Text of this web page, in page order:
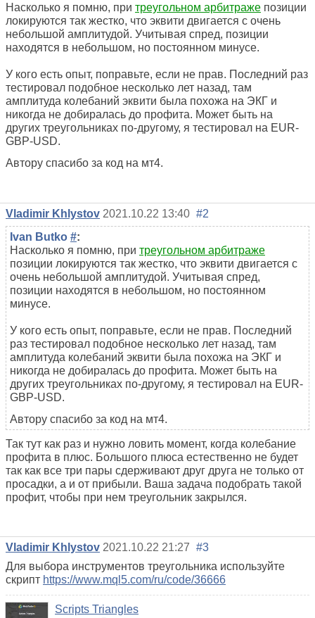
Насколько я помню, при треугольном арбитраже позиции
локируются так жестко, что эквити двигается с очень
небольшой амплитудой. Учитывая спред, позиции
находятся в небольшом, но постоянном минусе.
У кого есть опыт, поправьте, если не прав. Последний раз
тестировал подобное несколько лет назад, там
амплитуда колебаний эквити была похожа на ЭКГ и
никогда не добиралась до профита. Может быть на
других треугольниках по-другому, я тестировал на EUR-
GBP-USD.
Автору спасибо за код на мт4.
Vladimir Khlystov 2021.10.22 13:40 #2
Ivan Butko #:
Насколько я помню, при треугольном арбитраже
позиции локируются так жестко, что эквити двигается с
очень небольшой амплитудой. Учитывая спред,
позиции находятся в небольшом, но постоянном
минусе.
У кого есть опыт, поправьте, если не прав. Последний
раз тестировал подобное несколько лет назад, там
амплитуда колебаний эквити была похожа на ЭКГ и
никогда не добиралась до профита. Может быть на
других треугольниках по-другому, я тестировал на EUR-
GBP-USD.
Автору спасибо за код на мт4.
Так тут как раз и нужно ловить момент, когда колебание
профита в плюс. Большого плюса естественно не будет
так как все три пары сдерживают друг друга не только от
просадки, а и от прибыли. Ваша задача подобрать такой
профит, чтобы при нем треугольник закрылся.
Vladimir Khlystov 2021.10.22 21:27 #3
Для выбора инструментов треугольника используйте
скрипт https://www.mql5.com/ru/code/36666
Scripts Triangles